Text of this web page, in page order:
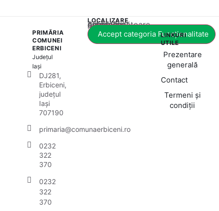
PRIMĂRIA
COMUNEI
ERBICENI
Județul
Iași
DJ281,
Erbiceni,
județul
Iași
707190
primaria@comunaerbiceni.ro
0232
322
370
0232
322
370
LOCALIZARE
Acest conținut este blocat până când acceptați categoria corespunzătoare de cookie-uri.
Accept categoria Funcționalitate
LINKURI
UTILE
Prezentare
generală
Contact
Termeni și
condiții